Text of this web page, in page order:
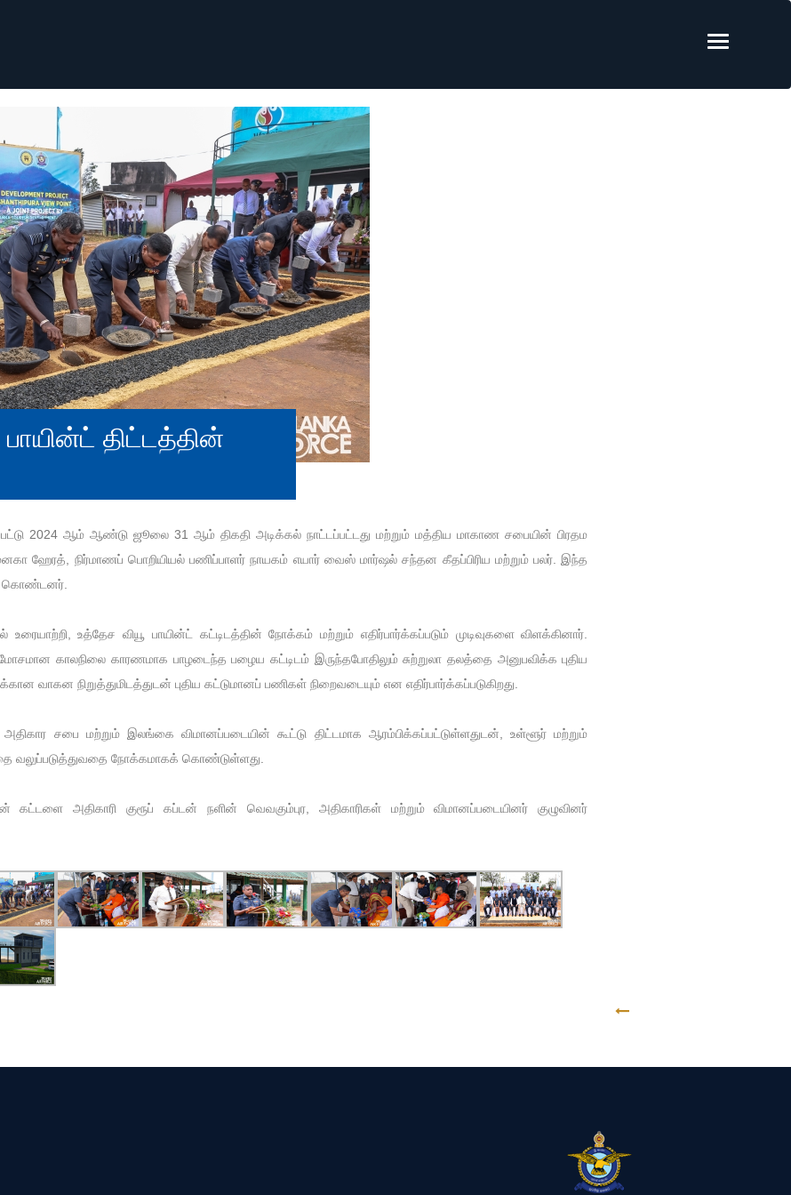
பாயின்ட் திட்டத்தின்
2024 ஆம் ஆண்டு ஜூலை 31 ஆம் திகதி அடிக்கல் நாட்டப்பட்டது மற்றும் மத்திய மாகாண சபையின் பிரதம
ஹேரத், நிர்மாணப் பொறியியல் பணிப்பாளர் நாயகம் எயார் வைஸ் மார்ஷல் சந்தன கீதப்பிரிய மற்றும் பலர். இந்த
கொண்டனர்.
உத்தேச வியூ பாயின்ட் கட்டிடத்தின் நோக்கம் மற்றும் எதிர்பார்க்கப்படும் முடிவுகளை விளக்கினார்.
காலநிலை காரணமாக பாழடைந்த பழைய கட்டிடம் இருந்தபோதிலும் சுற்றுலா தலத்தை அனுபவிக்க புதிய
வாகன நிறுத்துமிடத்துடன் புதிய கட்டுமானப் பணிகள் நிறைவடையும் என எதிர்பார்க்கப்படுகிறது.
அதிகார சபை மற்றும் இலங்கை விமானப்படையின் கூட்டு திட்டமாக ஆரம்பிக்கப்பட்டுள்ளதுடன், உள்ளூர் மற்றும்
வலுப்படுத்துவதை நோக்கமாகக் கொண்டுள்ளது.
கட்டளை அதிகாரி குரூப் கப்டன் நளின் வெவகும்புர, அதிகாரிகள் மற்றும் விமானப்படையினர் குழுவினர்